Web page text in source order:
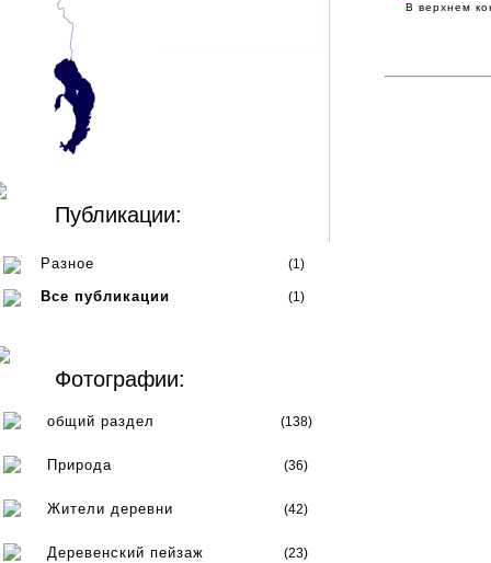
Публикации:
Разное (1)
Все публикации (1)
Фотографии:
общий раздел (138)
Природа (36)
Жители деревни (42)
Деревенский пейзаж (23)
В верхнем